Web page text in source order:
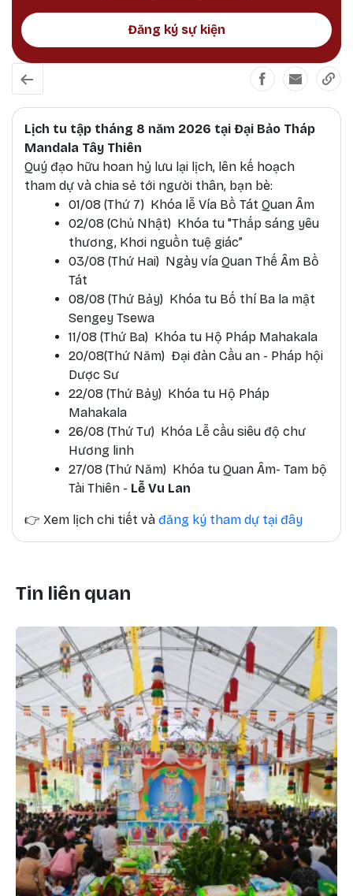
Đăng ký sự kiện
Lịch tu tập tháng 8 năm 2026 tại Đại Bảo Tháp
Mandala Tây Thiên
Quý đạo hữu hoan hỷ lưu lại lịch, lên kế hoạch
tham dự và chia sẻ tới người thân, bạn bè:
01/08 (Thứ 7) Khóa lễ Vía Bồ Tát Quan Âm
02/08 (Chủ Nhật) Khóa tu "Thắp sáng yêu
thương, Khơi nguồn tuệ giác”
03/08 (Thứ Hai) Ngày vía Quan Thế Âm Bồ
Tát
08/08 (Thứ Bảy) Khóa tu Bố thí Ba la mật
Sengey Tsewa
11/08 (Thứ Ba) Khóa tu Hộ Pháp Mahakala
20/08(Thứ Năm) Đại đàn Cầu an - Pháp hội
Dược Sư
22/08 (Thứ Bảy) Khóa tu Hộ Pháp
Mahakala
26/08 (Thứ Tư) Khóa Lễ cầu siêu độ chư
Hương linh
27/08 (Thứ Năm) Khóa tu Quan Âm- Tam bộ
Tài Thiên - Lễ Vu Lan
👉 Xem lịch chi tiết và đăng ký tham dự tại đây
Tin liên quan